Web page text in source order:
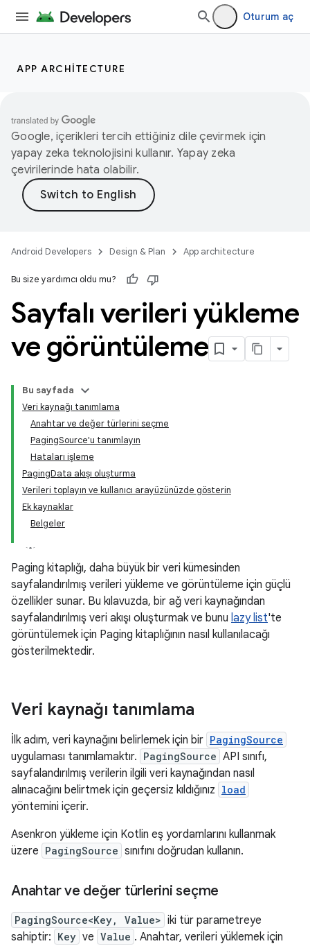
Oturum aç
APP ARCHITECTURE
Google, içerikleri tercih ettiğiniz dile çevirmek için
yapay zeka teknolojisini kullanır. Yapay zeka
çevirilerinde hata olabilir.
Android Developers Design & Plan App architecture
Bu size yardımcı oldu mu?
Sayfalı verileri yükleme
ve görüntüleme
Bu sayfada
Veri kaynağı tanımlama
Anahtar ve değer türlerini seçme
PagingSource'u tanımlayın
Hataları işleme
PagingData akışı oluşturma
Verileri toplayın ve kullanıcı arayüzünüzde gösterin
Ek kaynaklar
Belgeler
Paging kitaplığı, daha büyük bir veri kümesinden
sayfalandırılmış verileri yükleme ve görüntüleme için güçlü
özellikler sunar. Bu kılavuzda, bir ağ veri kaynağından
sayfalandırılmış veri akışı oluşturmak ve bunu lazy list'te
görüntülemek için Paging kitaplığının nasıl kullanılacağı
gösterilmektedir.
Veri kaynağı tanımlama
İlk adım, veri kaynağını belirlemek için bir PagingSource
uygulaması tanımlamaktır. PagingSource API sınıfı,
sayfalandırılmış verilerin ilgili veri kaynağından nasıl
alınacağını belirtmek için geçersiz kıldığınız load
yöntemini içerir.
Asenkron yükleme için Kotlin eş yordamlarını kullanmak
üzere PagingSource sınıfını doğrudan kullanın.
Anahtar ve değer türlerini seçme
PagingSource<Key, Value> iki tür parametreye
sahiptir: Key ve Value . Anahtar, verileri yüklemek için